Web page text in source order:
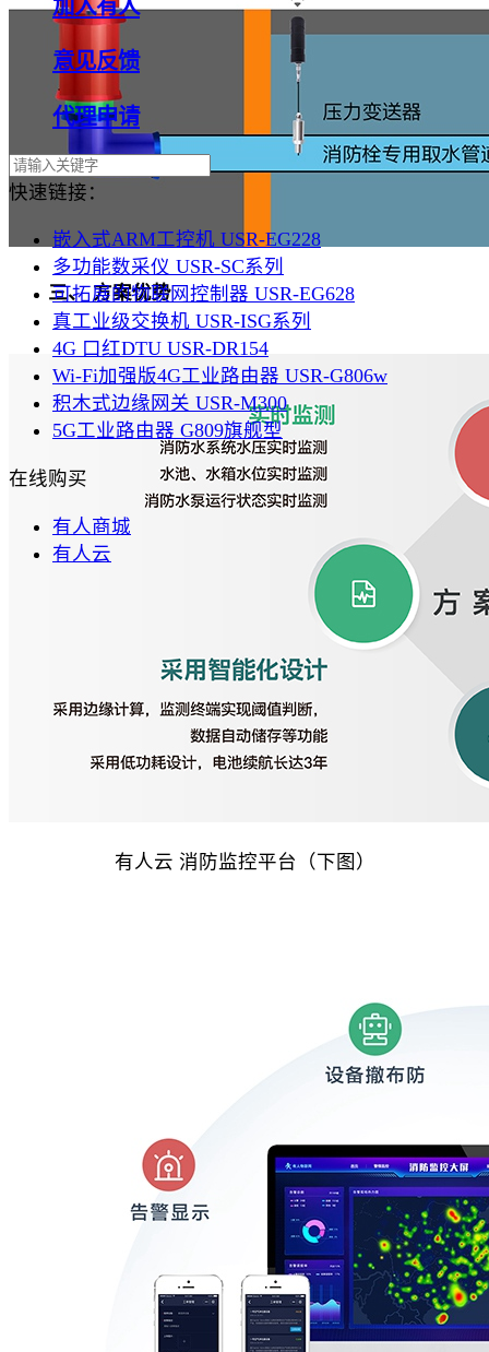
加入有人
意见反馈
代理申请
快速链接：
嵌入式ARM工控机 USR-EG228
多功能数采仪 USR-SC系列
可拓展的物联网控制器 USR-EG628
真工业级交换机 USR-ISG系列
4G 口红DTU USR-DR154
Wi-Fi加强版4G工业路由器 USR-G806w
积木式边缘网关 USR-M300
5G工业路由器 G809旗舰型
在线购买
有人商城
有人云
三、 方案优势
有人云 消防监控平台（下图）